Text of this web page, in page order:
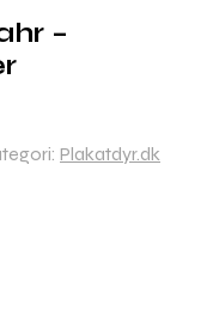
–
Plakatdyr.dk